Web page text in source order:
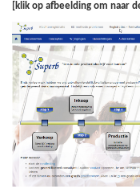
[klik op afbeelding om naar